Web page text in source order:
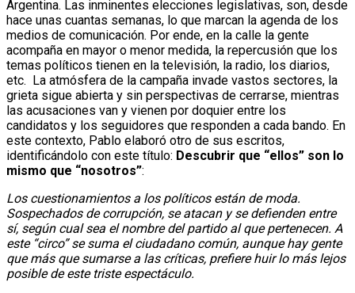
Argentina. Las inminentes elecciones legislativas, son, desde
hace unas cuantas semanas, lo que marcan la agenda de los
medios de comunicación. Por ende, en la calle la gente
acompaña en mayor o menor medida, la repercusión que los
temas políticos tienen en la televisión, la radio, los diarios,
etc. La atmósfera de la campaña invade vastos sectores, la
grieta sigue abierta y sin perspectivas de cerrarse, mientras
las acusaciones van y vienen por doquier entre los
candidatos y los seguidores que responden a cada bando. En
este contexto, Pablo elaboró otro de sus escritos,
identificándolo con este título: Descubrir que “ellos” son lo
mismo que “nosotros”:
Los cuestionamientos a los políticos están de moda.
Sospechados de corrupción, se atacan y se defienden entre
sí, según cual sea el nombre del partido al que pertenecen. A
este “circo” se suma el ciudadano común, aunque hay gente
que más que sumarse a las críticas, prefiere huir lo más lejos
posible de este triste espectáculo.